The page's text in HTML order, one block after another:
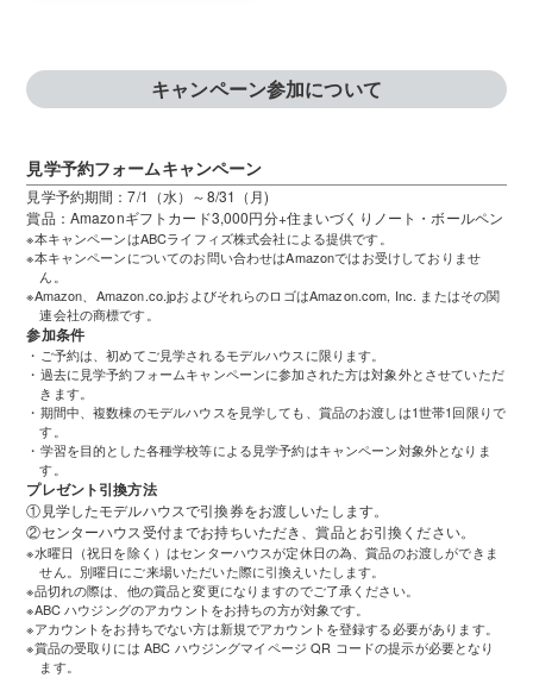
キャンペーン参加について
見学予約フォームキャンペーン
見学予約期間：7/1（水）～8/31（月)
賞品：Amazonギフトカード3,000円分+住まいづくりノート・ボールペン
※本キャンペーンはABCライフィズ株式会社による提供です。
※本キャンペーンについてのお問い合わせはAmazonではお受けしておりませ
ん。
※Amazon、Amazon.co.jpおよびそれらのロゴはAmazon.com, Inc. またはその関
連会社の商標です。
参加条件
・ご予約は、初めてご見学されるモデルハウスに限ります。
・過去に見学予約フォームキャンペーンに参加された方は対象外とさせていただ
きます。
・期間中、複数棟のモデルハウスを見学しても、賞品のお渡しは1世帯1回限りで
す。
・学習を目的とした各種学校等による見学予約はキャンペーン対象外となりま
す。
プレゼント引換方法
①見学したモデルハウスで引換券をお渡しいたします。
②センターハウス受付までお持ちいただき、賞品とお引換ください。
※水曜日（祝日を除く）はセンターハウスが定休日の為、賞品のお渡しができま
せん。別曜日にご来場いただいた際に引換えいたします。
※品切れの際は、他の賞品と変更になりますのでご了承ください。
※ABC ハウジングのアカウントをお持ちの方が対象です。
※アカウントをお持ちでない方は新規でアカウントを登録する必要があります。
※賞品の受取りには ABC ハウジングマイページ QR コードの提示が必要となり
ます。